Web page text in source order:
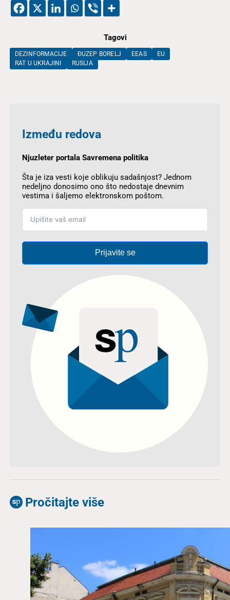
Tagovi
DEZINFORMACIJE ĐUZEP BORELJ EEAS
EU
RAT U UKRAJINI
RUSIJA
Između redova
Njuzleter portala Savremena politika
Šta je iza vesti koje oblikuju sadašnjost? Jednom
nedeljno donosimo ono što nedostaje dnevnim
vestima i šaljemo elektronskom poštom.
Prijavite se
Pročitajte više